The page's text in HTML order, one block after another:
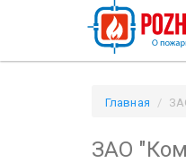
Главная
ЗАО